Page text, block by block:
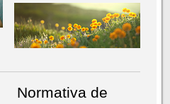
Normativa de